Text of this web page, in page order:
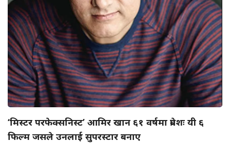
‘मिस्टर परफेक्सनिस्ट’ आमिर खान ६१ वर्षमा प्रवेशः यी ६
फिल्म जसले उनलाई सुपरस्टार बनाए